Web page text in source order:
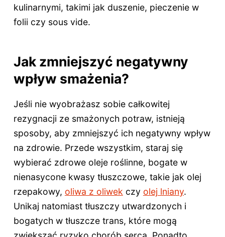
kulinarnymi, takimi jak duszenie, pieczenie w
folii czy sous vide.
Jak zmniejszyć negatywny
wpływ smażenia?
Jeśli nie wyobrażasz sobie całkowitej
rezygnacji ze smażonych potraw, istnieją
sposoby, aby zmniejszyć ich negatywny wpływ
na zdrowie. Przede wszystkim, staraj się
wybierać zdrowe oleje roślinne, bogate w
nienasycone kwasy tłuszczowe, takie jak olej
rzepakowy, oliwa z oliwek czy olej lniany.
Unikaj natomiast tłuszczy utwardzonych i
bogatych w tłuszcze trans, które mogą